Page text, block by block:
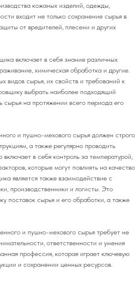
кожаных изделий, одежды,
входит не только сохранение сырья в
от вредителей, плесени и других
включает в себя знание различных
химическая обработка и другие.
видов сырья, их свойств и требований к
выбрать наиболее подходящий
сырья на протяжении всего периода его
и пушно-мехового сырья должен строго
а также регулярно проводить
в себя контроль за температурой,
которые могут повлиять на качество
является также взаимодействие с
производственники и логисты. Это
поставок сырья и его обработки, а также
и пушно-мехового сырья требует не
ответственности и умения
профессия, которая играет ключевую
и сохранении ценных ресурсов.